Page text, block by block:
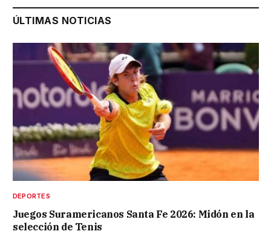
ÚLTIMAS NOTICIAS
DEPORTES
Juegos Suramericanos Santa Fe 2026: Midón en la
selección de Tenis